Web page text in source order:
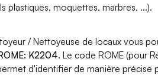
plastiques, moquettes, marbres, ...).
/ Nettoyeuse de locaux vous
K2204. Le code ROME (pour
d'identifier de manière précise